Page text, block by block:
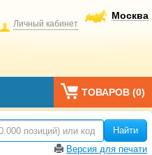
Москва
Личный кабинет
ТОВАРОВ (0)
Найти
Версия для печати